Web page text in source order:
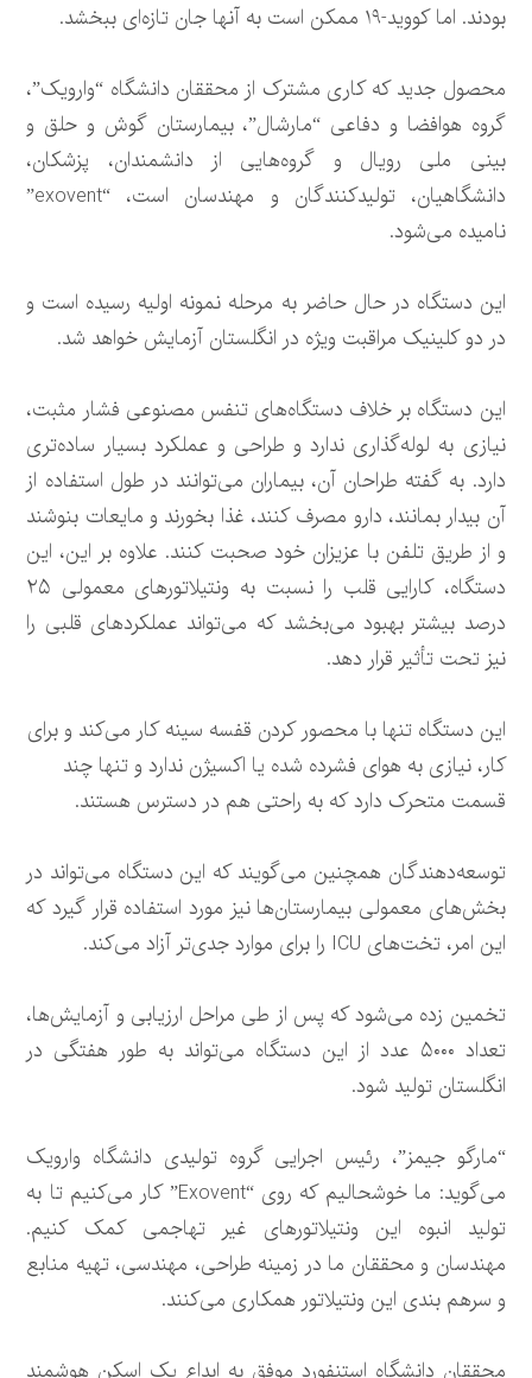
بودند. اما کووید-۱۹ ممکن است به آنها جان تازه‌ای ببخشد.
محصول جدید که کاری مشترک از محققان دانشگاه “وارویک”،
گروه هوافضا و دفاعی “مارشال”، بیمارستان گوش و حلق و
بینی ملی رویال و گروه‌هایی از دانشمندان، پزشکان،
دانشگاهیان، تولیدکنندگان و مهندسان است، “exovent”
نامیده می‌شود.
این دستگاه در حال حاضر به مرحله نمونه اولیه رسیده است و
در دو کلینیک مراقبت ویژه در انگلستان آزمایش خواهد شد.
این دستگاه بر خلاف دستگاه‌های تنفس مصنوعی فشار مثبت،
نیازی به لوله‌گذاری ندارد و طراحی و عملکرد بسیار ساده‌تری
دارد. به گفته طراحان آن، بیماران می‌توانند در طول استفاده از
آن بیدار بمانند، دارو مصرف کنند، غذا بخورند و مایعات بنوشند
و از طریق تلفن با عزیزان خود صحبت کنند. علاوه بر این، این
دستگاه، کارایی قلب را نسبت به ونتیلاتورهای معمولی ۲۵
درصد بیشتر بهبود می‌بخشد که می‌تواند عملکردهای قلبی را
نیز تحت تأثیر قرار دهد.
این دستگاه تنها با محصور کردن قفسه سینه کار می‌کند و برای
کار، نیازی به هوای فشرده شده یا اکسیژن ندارد و تنها چند
قسمت متحرک دارد که به راحتی هم در دسترس هستند.
توسعه‌دهندگان همچنین می‌گویند که این دستگاه می‌تواند در
بخش‌های معمولی بیمارستان‌ها نیز مورد استفاده قرار گیرد که
این امر، تخت‌های ICU را برای موارد جدی‌تر آزاد می‌کند.
تخمین زده می‌شود که پس از طی مراحل ارزیابی و آزمایش‌ها،
تعداد ۵۰۰۰ عدد از این دستگاه می‌تواند به طور هفتگی در
انگلستان تولید شود.
“مارگو جیمز”، رئیس اجرایی گروه تولیدی دانشگاه وارویک
می‌گوید: ما خوشحالیم که روی “Exovent” کار می‌کنیم تا به
تولید انبوه این ونتیلاتورهای غیر تهاجمی کمک کنیم.
مهندسان و محققان ما در زمینه طراحی، مهندسی، تهیه منابع
و سرهم بندی این ونتیلاتور همکاری می‌کنند.
محققان دانشگاه استنفورد موفق به ابداع یک اسکن هوشمند